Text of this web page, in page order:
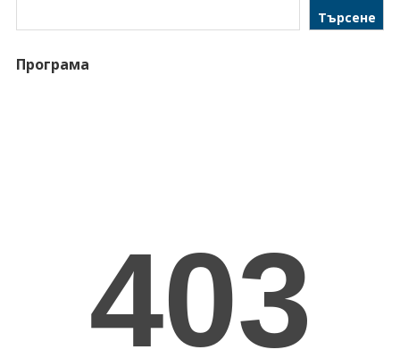
Търсене
Програма